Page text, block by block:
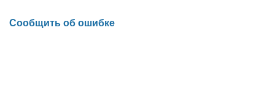
Сообщить об ошибке